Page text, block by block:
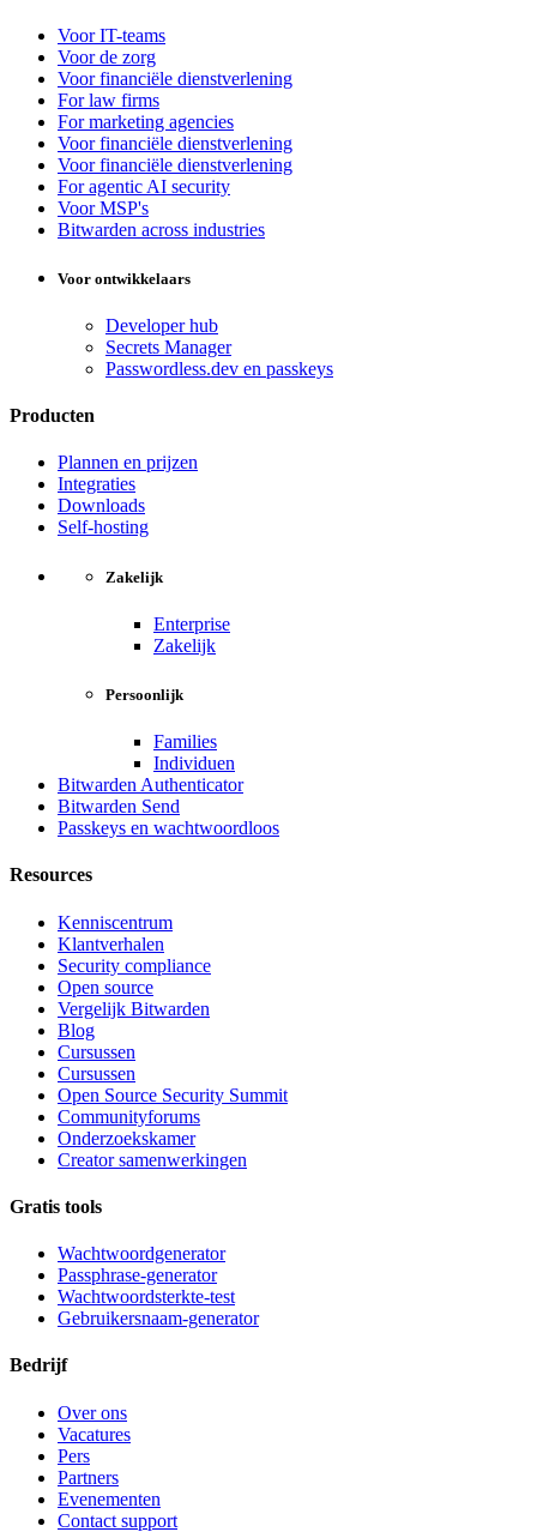
Voor IT-teams
Voor de zorg
Voor financiële dienstverlening
For law firms
For marketing agencies
Voor financiële dienstverlening
Voor financiële dienstverlening
For agentic AI security
Voor MSP's
Bitwarden across industries
Voor ontwikkelaars
Developer hub
Secrets Manager
Passwordless.dev en passkeys
Producten
Plannen en prijzen
Integraties
Downloads
Self-hosting
Zakelijk
Enterprise
Zakelijk
Persoonlijk
Families
Individuen
Bitwarden Authenticator
Bitwarden Send
Passkeys en wachtwoordloos
Resources
Kenniscentrum
Klantverhalen
Security compliance
Open source
Vergelijk Bitwarden
Blog
Cursussen
Cursussen
Open Source Security Summit
Communityforums
Onderzoekskamer
Creator samenwerkingen
Gratis tools
Wachtwoordgenerator
Passphrase-generator
Wachtwoordsterkte-test
Gebruikersnaam-generator
Bedrijf
Over ons
Vacatures
Pers
Partners
Evenementen
Contact support